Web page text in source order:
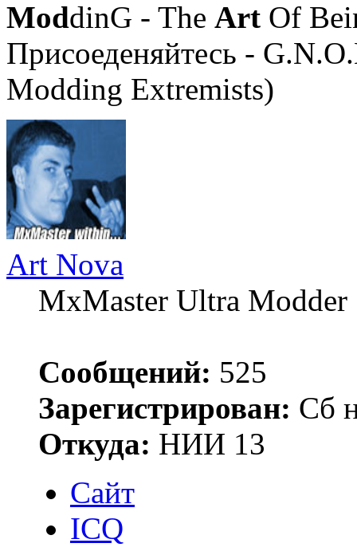
ModdinG - The Art Of
Присоеденяйтесь -
Modding Extremists)
Art Nova
MxMaster Ultra Modder
Сообщений: 525
Зарегистрирован: Сб
Откуда: НИИ 13
Сайт
ICQ